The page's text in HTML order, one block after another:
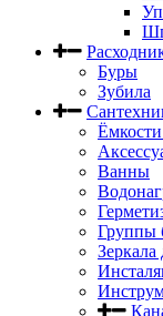
Буры
Зубила
Ванны
Группы